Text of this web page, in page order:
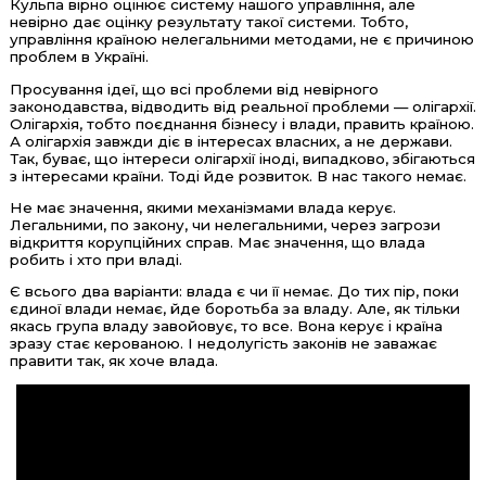
Кульпа вірно оцінює систему нашого управління, але
невірно дає оцінку результату такої системи. Тобто,
управління країною нелегальними методами, не є причиною
проблем в Україні.
Просування ідеї, що всі проблеми від невірного
законодавства, відводить від реальної проблеми — олігархії.
Олігархія, тобто поєднання бізнесу і влади, править країною.
А олігархія завжди діє в інтересах власних, а не держави.
Так, буває, що інтереси олігархії іноді, випадково, збігаються
з інтересами країни. Тоді йде розвиток. В нас такого немає.
Не має значення, якими механізмами влада керує.
Легальними, по закону, чи нелегальними, через загрози
відкриття корупційних справ. Має значення, що влада
робить і хто при владі.
Є всього два варіанти: влада є чи її немає. До тих пір, поки
єдиної влади немає, йде боротьба за владу. Але, як тільки
якась група владу завойовує, то все. Вона керує і країна
зразу стає керованою. І недолугість законів не заважає
правити так, як хоче влада.